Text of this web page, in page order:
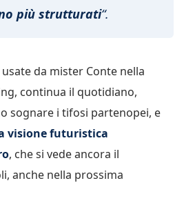
più strutturati“.
da mister Conte nella
continua il quotidiano,
sognare i tifosi partenopei, e
visione futuristica
, che si vede ancora il
anche nella prossima